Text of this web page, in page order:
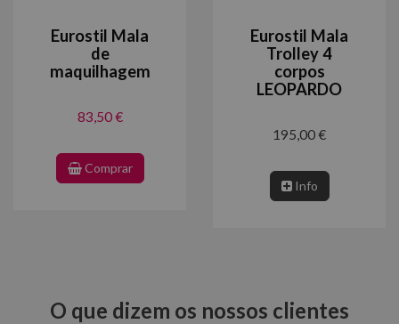
Eurostil Mala
de
maquilhagem
83,50 €
Comprar
Eurostil Mala
Trolley 4
corpos
LEOPARDO
195,00 €
Info
O que dizem os nossos clientes